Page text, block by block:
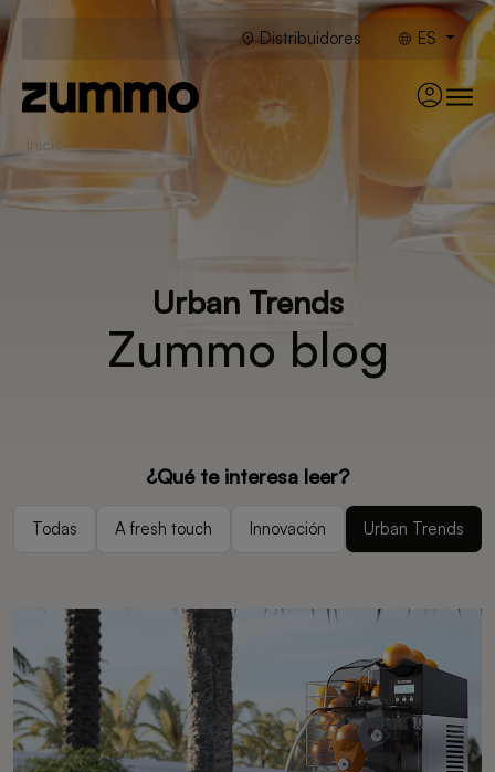
Distribuidores ES
Inicio
Urban Trends
Zummo blog
¿Qué te interesa leer?
Todas A fresh touch Innovación Urban Trends